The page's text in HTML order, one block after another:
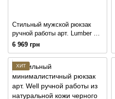
Стильный мужской рюкзак
ручной работы арт. Lumber из
натуральной винтажной кожи
6 969 грн
ХИТ